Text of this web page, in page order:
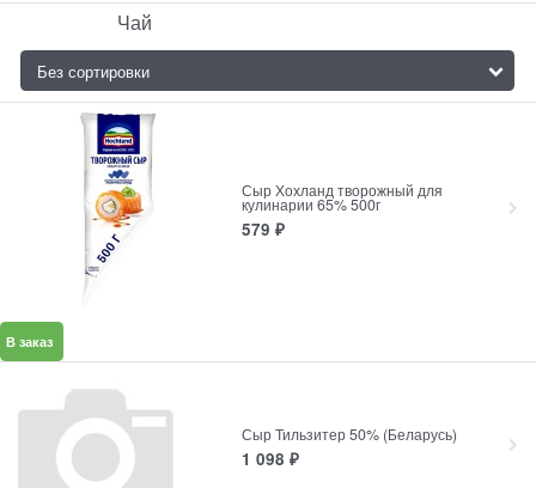
Чай
Сыр Хохланд творожный для
кулинарии 65% 500г
579 ₽
В заказ
Сыр Тильзитер 50% (Беларусь)
1 098 ₽